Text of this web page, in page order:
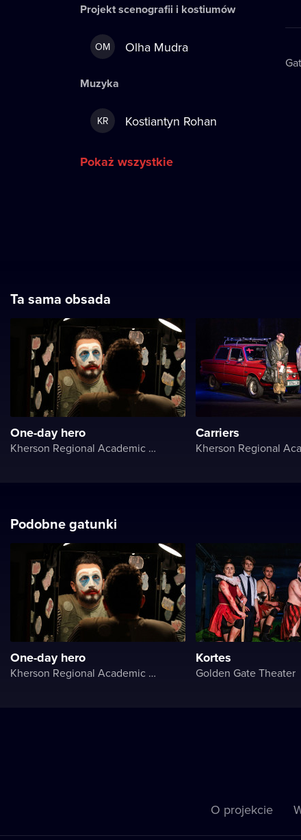
Projekt scenografii i kostiumów
OM Olha Mudra
Muzyka
KR Kostiantyn Rohan
Pokaż wszystkie
Ta sama obsada
One-day hero
Kherson Regional Academic Music and Drama Theater named after Mykola Kulish
Carriers
Podobne gatunki
One-day hero
Kherson Regional Academic Music and Drama Theater named after Mykola Kulish
Kortes
Golden Gate Theater
O projekcie